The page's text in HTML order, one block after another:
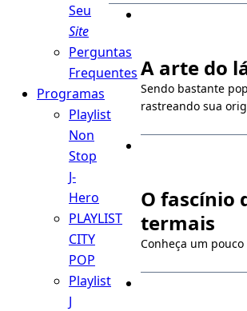
Seu
Site
Perguntas
Frequentes
Programas
Playlist
Non
Stop
J-
Hero
PLAYLIST
CITY
POP
Playlist
J
A arte do
Sendo bastante
rastreando sua
O fascínio
termais
Conheça um